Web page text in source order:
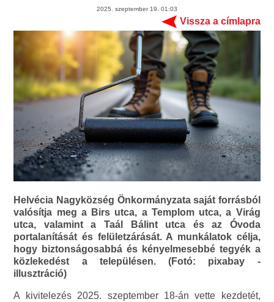
2025. szeptember 19. 01:03
Vissza a címlapra
Helvécia Nagyközség Önkormányzata saját forrásból
valósítja meg a Birs utca, a Templom utca, a Virág
utca, valamint a Taál Bálint utca és az Óvoda
portalanítását és felületzárását. A munkálatok célja,
hogy biztonságosabbá és kényelmesebbé tegyék a
közlekedést a településen. (Fotó: pixabay -
illusztráció)
A kivitelezés 2025. szeptember 18-án vette kezdetét,